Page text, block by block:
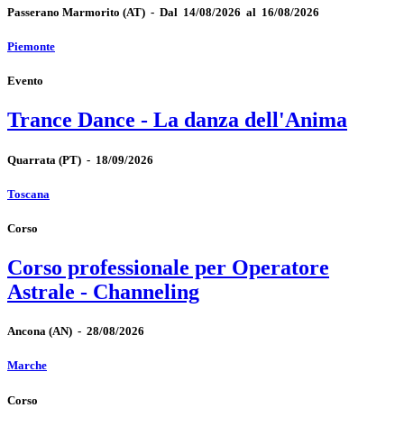
Passerano Marmorito (AT) - Dal 14/08/2026 al 16/08/2026
Piemonte
Evento
Trance Dance - La danza dell'Anima
Quarrata (PT) - 18/09/2026
Toscana
Corso
Corso professionale per Operatore
Astrale - Channeling
Ancona (AN) - 28/08/2026
Marche
Corso